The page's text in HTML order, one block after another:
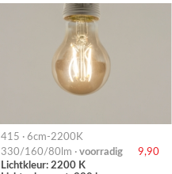
415 · 6cm-2200K
330/160/80lm · voorradig
9,90
Lichtkleur: 2200 K